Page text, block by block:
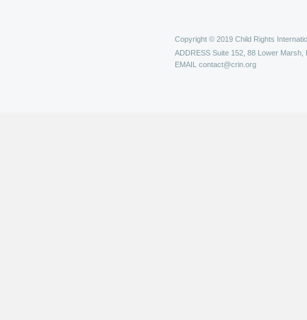
Copyright © 2019 Child Rights
ADDRESS Suite 152, 88 Lower Marsh,
EMAIL contact@crin.org